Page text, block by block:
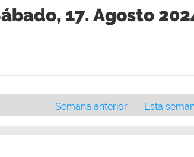
17. Agosto
Semana anterior Esta